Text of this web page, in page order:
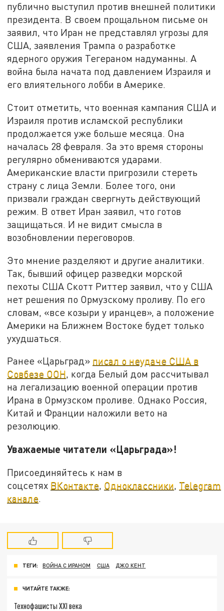
публично выступил против внешней политики
президента. В своем прощальном письме он
заявил, что Иран не представлял угрозы для
США, заявления Трампа о разработке
ядерного оружия Тегераном надуманны. А
война была начата под давлением Израиля и
его влиятельного лобби в Америке.
Стоит отметить, что военная кампания США и
Израиля против исламской республики
продолжается уже больше месяца. Она
началась 28 февраля. За это время стороны
регулярно обмениваются ударами.
Американские власти пригрозили стереть
страну с лица Земли. Более того, они
призвали граждан свергнуть действующий
режим. В ответ Иран заявил, что готов
защищаться. И не видит смысла в
возобновлении переговоров.
Это мнение разделяют и другие аналитики.
Так, бывший офицер разведки морской
пехоты США Скотт Риттер заявил, что у США
нет решения по Ормузскому проливу. По его
словам, «все козыри у иранцев», а положение
Америки на Ближнем Востоке будет только
ухудшаться.
Ранее «Царьград» писал о неудаче США в
Совбезе ООН, когда Белый дом рассчитывал
на легализацию военной операции против
Ирана в Ормузском проливе. Однако Россия,
Китай и Франции наложили вето на
резолюцию.
Уважаемые читатели «Царьграда»!
Присоединяйтесь к нам в
соцсетях ВКонтакте, Одноклассники, Telegram
канале.
ТЕГИ: ВОЙНА С ИРАНОМ США ДЖО КЕНТ
ЧИТАЙТЕ ТАКЖЕ:
Технофашисты XXI века